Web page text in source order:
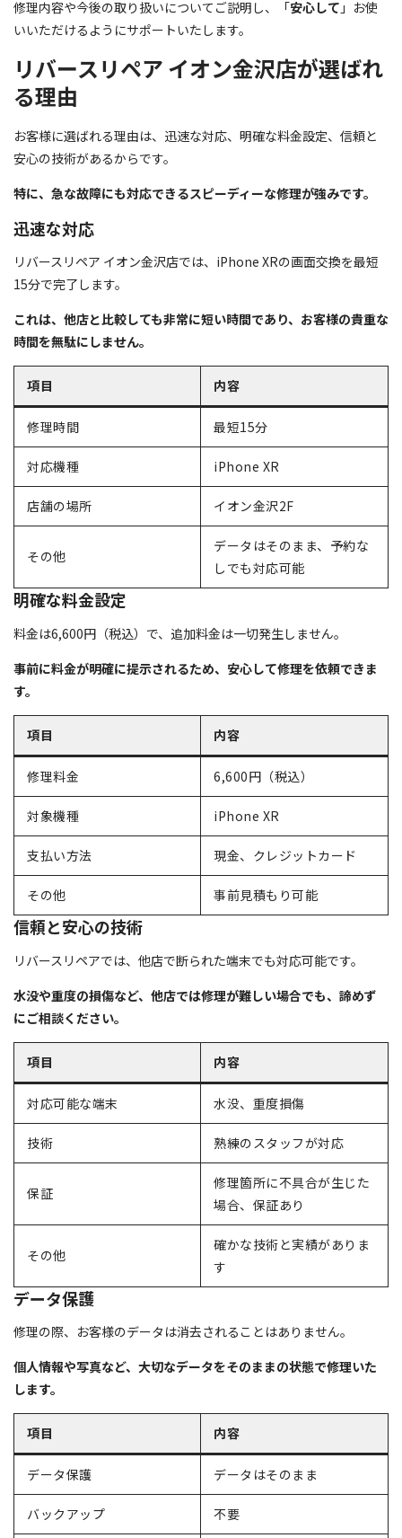
修理内容や今後の取り扱いについてご説明し、「安心して 」お使
いいただけるようにサポートいたします。
リバースリペア イオン金沢店が選ばれ
る理由
お客様に選ばれる理由は、迅速な対応、明確な料金設定、信頼と
安心の技術があるからです。
特に、急な故障にも対応できるスピーディーな修理が強みです。
迅速な対応
リバースリペア イオン金沢店では、iPhone XRの画面交換を最短
15分で完了します。
これは、他店と比較しても非常に短い時間であり、お客様の貴重な
時間を無駄にしません。
項目 内容
修理時間 最短15分
対応機種 iPhone XR
店舗の場所 イオン金沢2F
その他
データはそのまま、予約な
しでも対応可能
明確な料金設定
料金は6,600円（税込）で、追加料金は一切発生しません。
事前に料金が明確に提示されるため、安心して修理を依頼できま
す。
項目 内容
修理料金 6,600円（税込）
対象機種 iPhone XR
支払い方法 現金、クレジットカード
その他 事前見積もり可能
信頼と安心の技術
リバースリペアでは、他店で断られた端末でも対応可能です。
水没や重度の損傷など、他店では修理が難しい場合でも、諦めず
にご相談ください。
項目 内容
対応可能な端末 水没、重度損傷
技術 熟練のスタッフが対応
保証
修理箇所に不具合が生じた
場合、保証あり
その他
確かな技術と実績がありま
す
データ保護
修理の際、お客様のデータは消去されることはありません。
個人情報や写真など、大切なデータをそのままの状態で修理いた
します。
項目 内容
データ保護 データはそのまま
バックアップ 不要